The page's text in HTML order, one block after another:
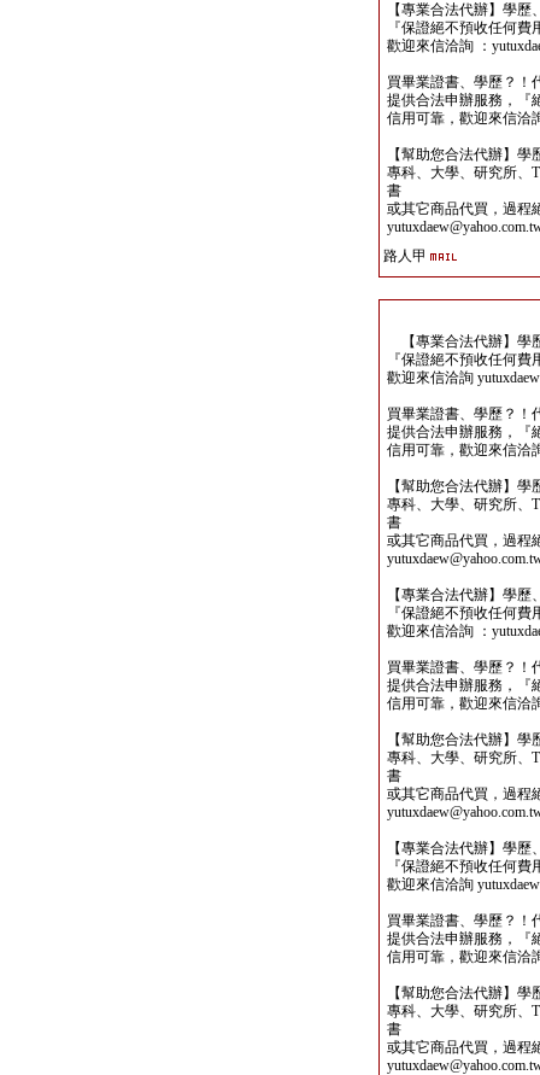
【專業合法代辦】學
『保證絕不預收任何
歡迎來信洽詢 ：
買畢業證書、學歷？！
提供合法申辦服務，『
信用可靠，歡迎來信洽
【幫助您合法代辦】
專科、大學、研究所、
書
或其它商品代買，過程
路人甲
【專業合法代辦】學
『保證絕不預收任何
歡迎來信洽詢
買畢業證書、學歷？！
提供合法申辦服務，『
信用可靠，歡迎來信洽
【幫助您合法代辦】
專科、大學、研究所、
書
或其它商品代買，過程
【專業合法代辦】學
『保證絕不預收任何
歡迎來信洽詢 ：
買畢業證書、學歷？！
提供合法申辦服務，『
信用可靠，歡迎來信洽
【幫助您合法代辦】
專科、大學、研究所、
書
或其它商品代買，過程
【專業合法代辦】學
『保證絕不預收任何
歡迎來信洽詢
買畢業證書、學歷？！
提供合法申辦服務，『
信用可靠，歡迎來信洽
【幫助您合法代辦】
專科、大學、研究所、
書
或其它商品代買，過程